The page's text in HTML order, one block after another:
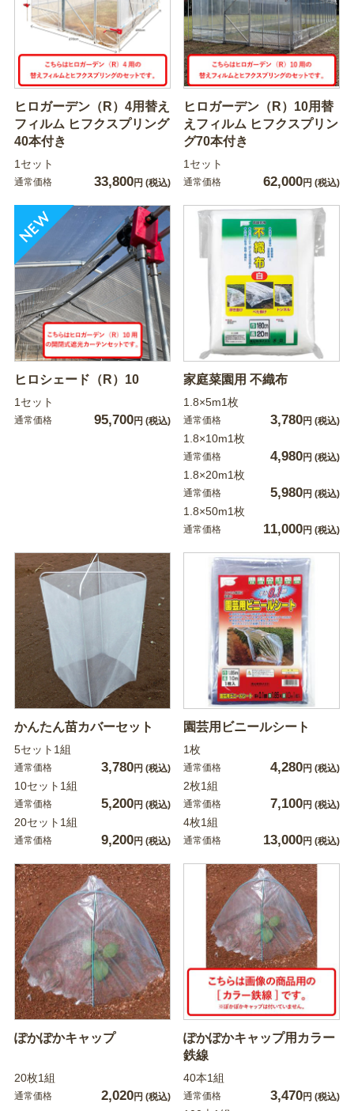
ヒロガーデン（R）4用替え
フィルム ヒフクスプリング
40本付き
1セット
通常価格 33,800円 (税込)
ヒロガーデン（R）10用替
えフィルム ヒフクスプリン
グ70本付き
1セット
通常価格 62,000円 (税込)
ヒロシェード（R）10
1セット
通常価格 95,700円 (税込)
家庭菜園用 不織布
1.8×5m1枚
通常価格 3,780円 (税込)
1.8×10m1枚
通常価格 4,980円 (税込)
1.8×20m1枚
通常価格 5,980円 (税込)
1.8×50m1枚
通常価格 11,000円 (税込)
かんたん苗カバーセット
5セット1組
通常価格 3,780円 (税込)
10セット1組
通常価格 5,200円 (税込)
20セット1組
通常価格 9,200円 (税込)
園芸用ビニールシート
1枚
通常価格 4,280円 (税込)
2枚1組
通常価格 7,100円 (税込)
4枚1組
通常価格 13,000円 (税込)
ぽかぽかキャップ
20枚1組
通常価格 2,020円 (税込)
ぽかぽかキャップ用カラー
鉄線
40本1組
通常価格 3,470円 (税込)